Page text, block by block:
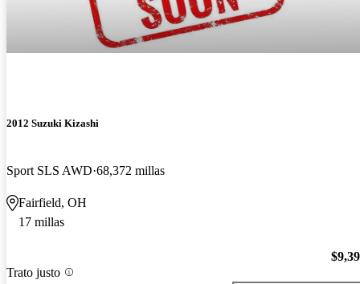
2012 Suzuki Kizashi
Sport SLS AWD 68,372 millas
Fairfield, OH
17 millas
Trato justo